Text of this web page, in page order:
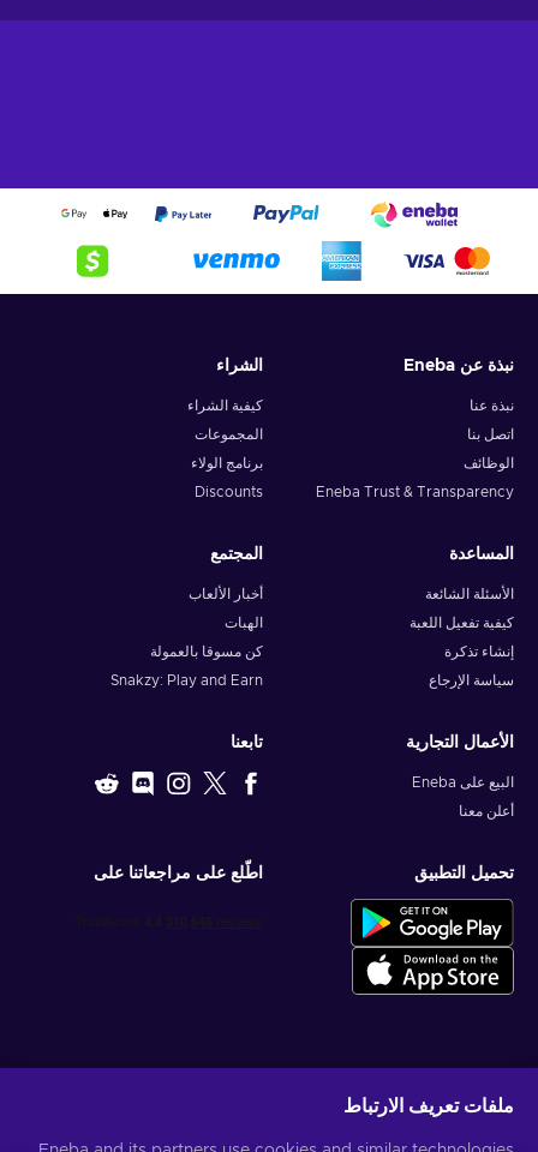
نبذة عن Eneba
نبذة عنا
اتصل بنا
الوظائف
Eneba Trust & Transparency
الشراء
كيفية الشراء
المجموعات
برنامج الولاء
Discounts
المساعدة
الأسئلة الشائعة
كيفية تفعيل اللعبة
إنشاء تذكرة
سياسة الإرجاع
المجتمع
أخبار الألعاب
الهبات
كن مسوقا بالعمولة
Snakzy: Play and Earn
الأعمال التجارية
البيع على Eneba
أعلن معنا
تابعنا
تحميل التطبيق اطّلع على مراجعاتنا على
ملفات تعريف الارتباط